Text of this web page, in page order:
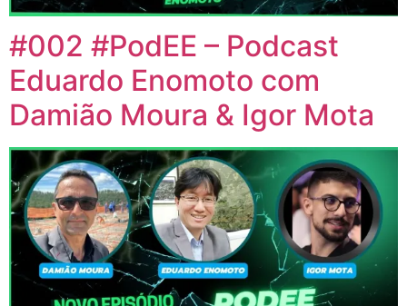
#002 #PodEE – Podcast
Eduardo Enomoto com
Damião Moura & Igor Mota